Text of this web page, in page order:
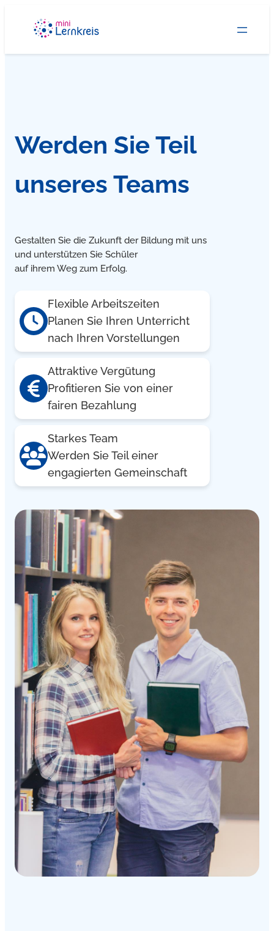
springen
Werden Sie Teil
unseres Teams
Gestalten Sie die Zukunft der Bildung mit uns
und unterstützen Sie Schüler
auf ihrem Weg zum Erfolg.
Flexible Arbeitszeiten
Planen Sie Ihren Unterricht
nach Ihren Vorstellungen
Attraktive Vergütung
Profitieren Sie von einer
fairen Bezahlung
Starkes Team
Werden Sie Teil einer
engagierten Gemeinschaft